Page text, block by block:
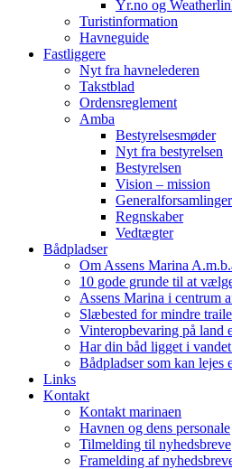
Yr.no og
Turistinformation
Havneguide
Fastliggere
Nyt fra havnelederen
Takstblad
Ordensreglement
Amba
Bestyrelsesmøder
Nyt fra bestyrelsen
Bestyrelsen
Vision – mission
Generalforsamlinger
Regnskaber
Vedtægter
Bådpladser
Om Assens Marina
10 gode grunde til at
Assens Marina i centrum
Slæbested for mindre
Vinteropbevaring på land
Har din båd ligget i
Bådpladser som kan lejes
Links
Kontakt
Kontakt marinaen
Havnen og dens personale
Tilmelding til nyhedsbreve
Framelding af